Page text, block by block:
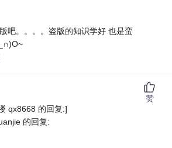
吧。。。。盗版的知识学好 也是蛮
qx8668 的回复:]
的回复:
赞